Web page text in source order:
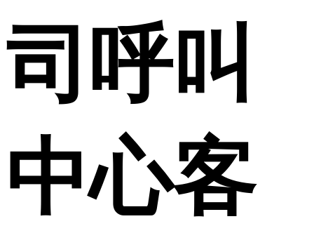
司呼叫
中心客